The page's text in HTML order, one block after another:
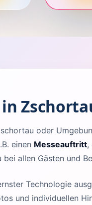
oder
einen Messeauftritt,
allen Gästen und
Technologie
und individuellen